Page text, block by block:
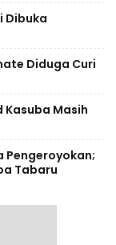
Dibuka
Diduga Curi
Kasuba Masih
Pengeroyokan;
Tabaru